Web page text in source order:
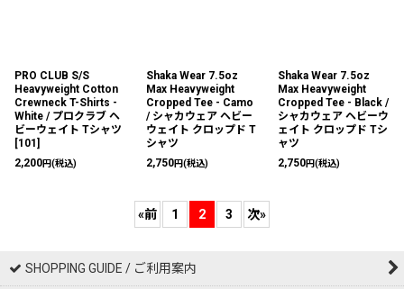
PRO CLUB S/S
Heavyweight Cotton
Crewneck T-Shirts -
White / プロクラブ ヘ
ビーウェイト Tシャツ
[101 ]
2,200円(税込)
Shaka Wear 7.5oz
Max Heavyweight
Cropped Tee - Camo
/ シャカウェア ヘビー
ウェイト クロップド T
シャツ
2,750円(税込)
Shaka Wear 7.5oz
Max Heavyweight
Cropped Tee - Black /
シャカウェア ヘビーウ
ェイト クロップド Tシ
ャツ
2,750円(税込)
«前 1 2 3 次»
SHOPPING GUIDE / ご利用案内